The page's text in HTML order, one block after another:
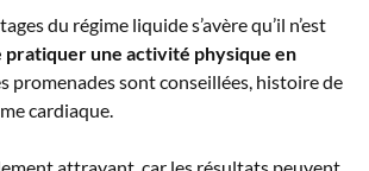
du régime liquide s’avère qu’il n’est
pratiquer une activité physique en
promenades sont conseillées, histoire de
cardiaque.